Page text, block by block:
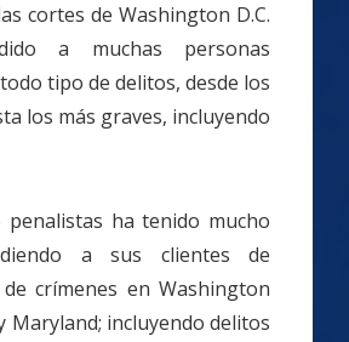
cortes de Washington D.C.
a muchas personas
tipo de delitos, desde los
los más graves, incluyendo
penalistas ha tenido mucho
a sus clientes de
de crímenes en Washington
Maryland; incluyendo delitos